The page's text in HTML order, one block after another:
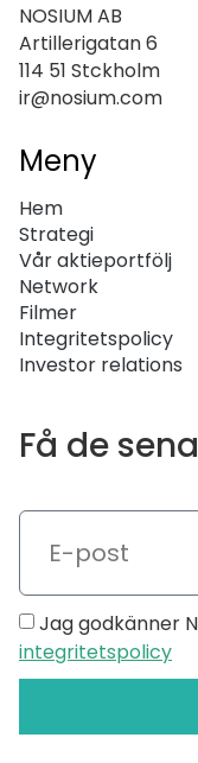
NOSIUM AB
Artillerigatan 6
114 51 Stckholm
ir@nosium.com
Meny
Hem
Strategi
Vår aktieportfölj
Network
Filmer
Integritetspolicy
Investor relations
Få de
Jag godkänner
integritetspolicy